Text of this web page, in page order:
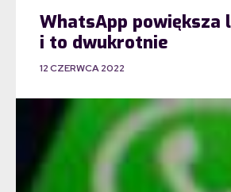
WhatsApp powiększa
i to dwukrotnie
12 CZERWCA 2022